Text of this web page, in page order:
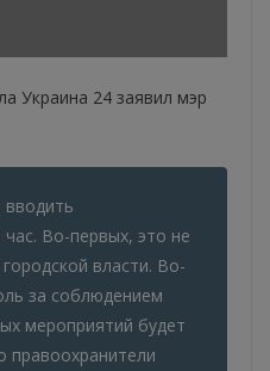
Украина 24 заявил мэр
вводить
час. Во-первых, это не
власти. Во-
за соблюдением
мероприятий будет
правоохранители